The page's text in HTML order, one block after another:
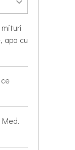
apa cu